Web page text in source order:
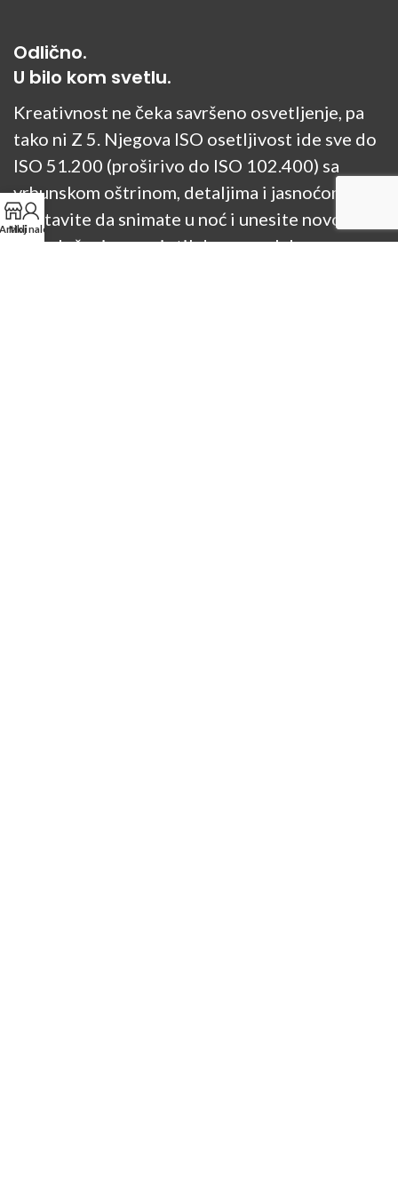
Odlično.
U bilo kom svetlu.
Kreativnost ne čeka savršeno osvetljenje, pa
tako ni Z 5. Njegova ISO osetljivost ide sve do
ISO 51.200 (proširivo do ISO 102.400) sa
vrhunskom oštrinom, detaljima i jasnoćom.
Nastavite da snimate u noć i unesite novo
raspoloženje u svoj stil dramom slabog
Artikli
Moj nalog